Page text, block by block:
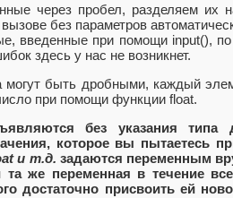
через пробел, разделяем их
без параметров
введенные при помощи input(),
здесь у нас не возникнет.
могут быть дробными, каждый
при помощи функции float.
без указания типа
которое вы пытаетесь
и т.д. задаются переменным
же переменная в течение
достаточно присвоить ей